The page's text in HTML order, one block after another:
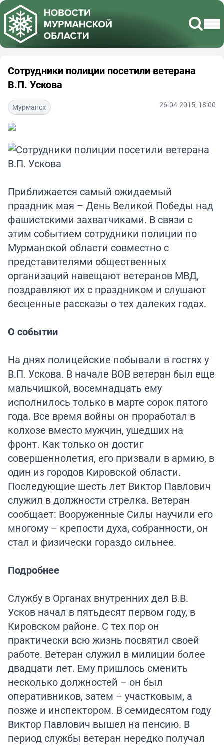
Сотрудники полиции посетили ветерана
В.П. Ускова
Мурманск 26.04.2015, 18:00
Приближается самый ожидаемый
праздник мая – День Великой Победы над
фашистскими захватчиками. В связи с
этим событием сотрудники полиции по
Мурманской области совместно с
представителями общественных
организаций навещают ветеранов МВД,
поздравляют их с праздником и слушают
бесценные рассказы о тех далеких годах.
О событии
На днях полицейские побывали в гостях у
В.П. Ускова. В начале ВОВ ветеран был еще
мальчишкой, восемнадцать ему
исполнилось только в марте сорок пятого
года. Все время войны он проработал в
колхозе вместо мужчин, ушедших на
фронт. Как только он достиг
совершеннолетия, его призвали в армию, в
один из городов Кировской области.
Последующие шесть лет Виктор Павлович
служил в должности стрелка. Ветеран
сообщает: Вооруженные Силы научили его
многому – крепости духа, собранности, он
стал и физически гораздо сильнее.
Подробнее
Службу в Органах внутренних дел В.В.
Усков начал в пятьдесят первом году, в
Кировском районе. С тех пор он
практически всю жизнь посвятил своей
работе. Ветеран служил в милиции более
двадцати лет. Ему пришлось сменить
несколько должностей – он был
оперативников, затем – участковым, а
позже и инспектором. В семидесятом году
Виктор Павлович вышел на пенсию. В
период службы ветеран нередко получал